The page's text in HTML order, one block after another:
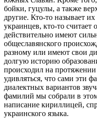
бойки, гуцулы, а также
другие. Кто-то называет
украинцев, кто-то
действительно имеют
общеславянского
разному или имеют свои
долгую историю
происходил на протяжении
удивляться, что сами эти
диалектных вариантов
фамилий мы собрали в
написание кириллицей,
украинского языка.